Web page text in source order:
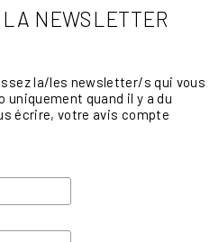
NEWSLETTER
la/les newsletter/s qui vous
uniquement quand il y a du
écrire, votre avis compte